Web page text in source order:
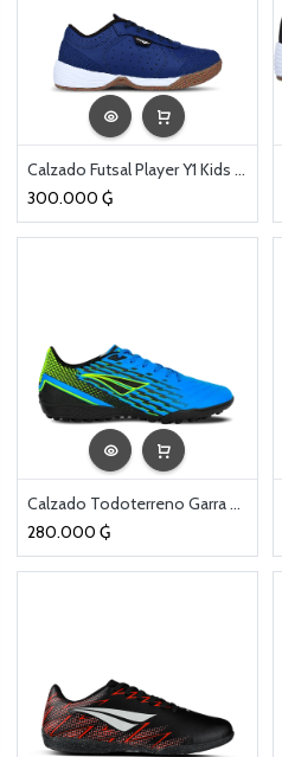
Calzado Futsal Player Y1 Kids Azul Marino
300.000 ₲
Calzado Todoterreno Garra Y2 Kids Azul/Negro
280.000 ₲